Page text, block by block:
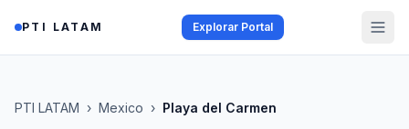
PTI LATAM Explorar Portal
PTI LATAM › Mexico › Playa del Carmen